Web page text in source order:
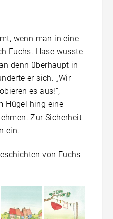
wenn man in eine
Fuchs. Hase wusste
denn überhaupt in
er sich. „Wir
es aus!“,
Hügel hing eine
Zur Sicherheit
ein.
von Fuchs